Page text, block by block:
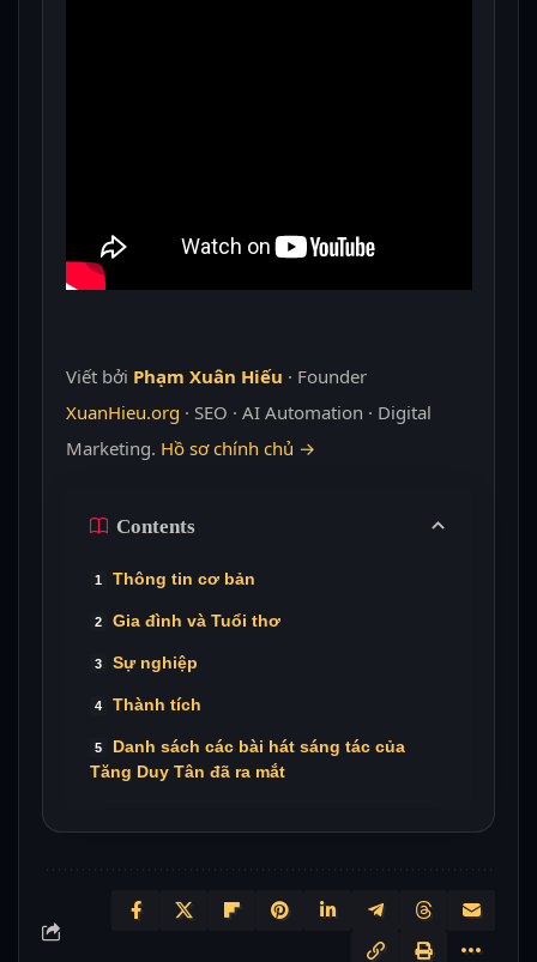
Viết bởi Phạm Xuân Hiếu · Founder
XuanHieu.org · SEO · AI Automation · Digital
Marketing. Hồ sơ chính chủ →
Contents
Thông tin cơ bản
Gia đình và Tuổi thơ
Sự nghiệp
Thành tích
Danh sách các bài hát sáng tác của
Tăng Duy Tân đã ra mắt